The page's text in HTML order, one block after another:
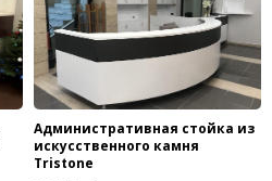
Административная стойка из
искусственного камня
Tristone